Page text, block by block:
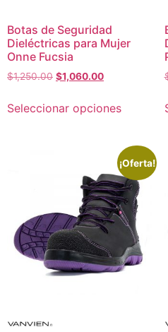
Botas de Seguridad
Dieléctricas para Mujer
Onne Fucsia
$1,250.00 $1,060.00
Seleccionar opciones
¡Oferta!